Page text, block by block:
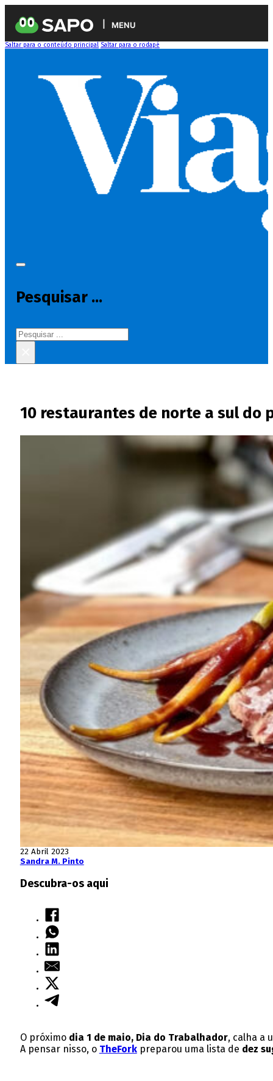
MENU
Saltar para o conteúdo principal Saltar para o rodapé
Pesquisar ...
Pesquisar
10 restaurantes de norte a sul do
22 Abril 2023
Sandra M. Pinto
Descubra-os aqui
O próximo dia 1 de maio, Dia do Trabalhador, calha a
A pensar nisso, o TheFork preparou uma lista de dez